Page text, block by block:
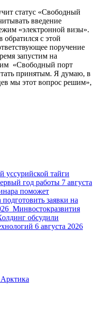
статус «Свободный
введение
«электронной визы».
с этой
поручение
запустим на
«Свободный порт
принятым. Я думаю, в
мы этот вопрос решим»,
тайги
год работы 7 августа
поможет
заявки на
Минвостокразвития
обсудили
6 августа 2026